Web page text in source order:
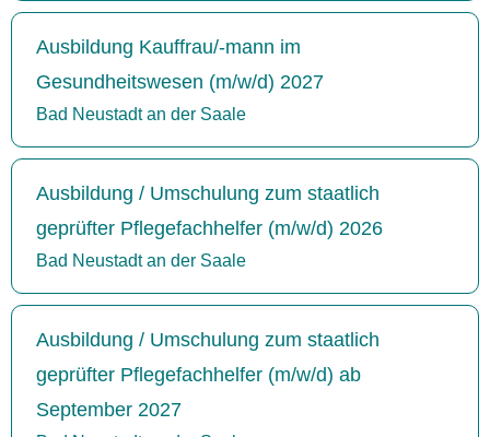
Ausbildung Kauffrau/-mann im
Gesundheitswesen (m/w/d) 2027
Bad Neustadt an der Saale
Ausbildung / Umschulung zum staatlich
geprüfter Pflegefachhelfer (m/w/d) 2026
Bad Neustadt an der Saale
Ausbildung / Umschulung zum staatlich
geprüfter Pflegefachhelfer (m/w/d) ab
September 2027